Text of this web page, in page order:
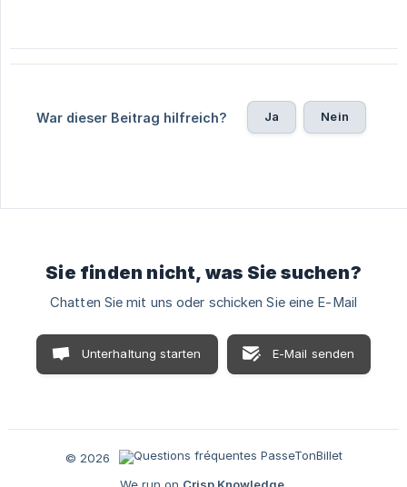
War dieser Beitrag hilfreich? Ja Nein
Sie finden nicht, was Sie suchen?
Chatten Sie mit uns oder schicken Sie eine E-Mail
Unterhaltung starten E-Mail senden
© 2026
We run on Crisp Knowledge